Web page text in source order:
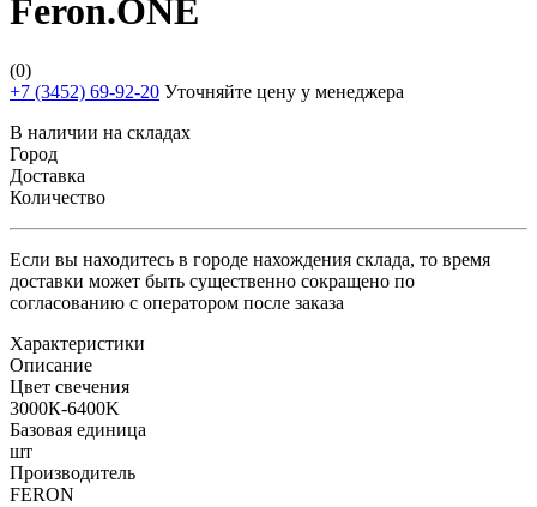
Feron.ONE
(0)
+7 (3452) 69-92-20 Уточняйте цену у менеджера
В наличии на складах
Город
Доставка
Количество
Если вы находитесь в городе нахождения склада, то время
доставки может быть существенно сокращено по
согласованию с оператором после заказа
Характеристики
Описание
Цвет свечения
3000К-6400K
Базовая единица
шт
Производитель
FERON